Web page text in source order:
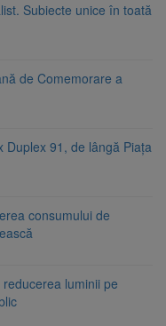
Subiecte unice în toată
de Comemorare a
Duplex 91, de lângă Piața
consumului de
luminii pe